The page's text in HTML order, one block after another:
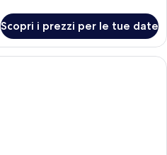
Scopri i prezzi per le tue date
Una moderna camera d'albergo